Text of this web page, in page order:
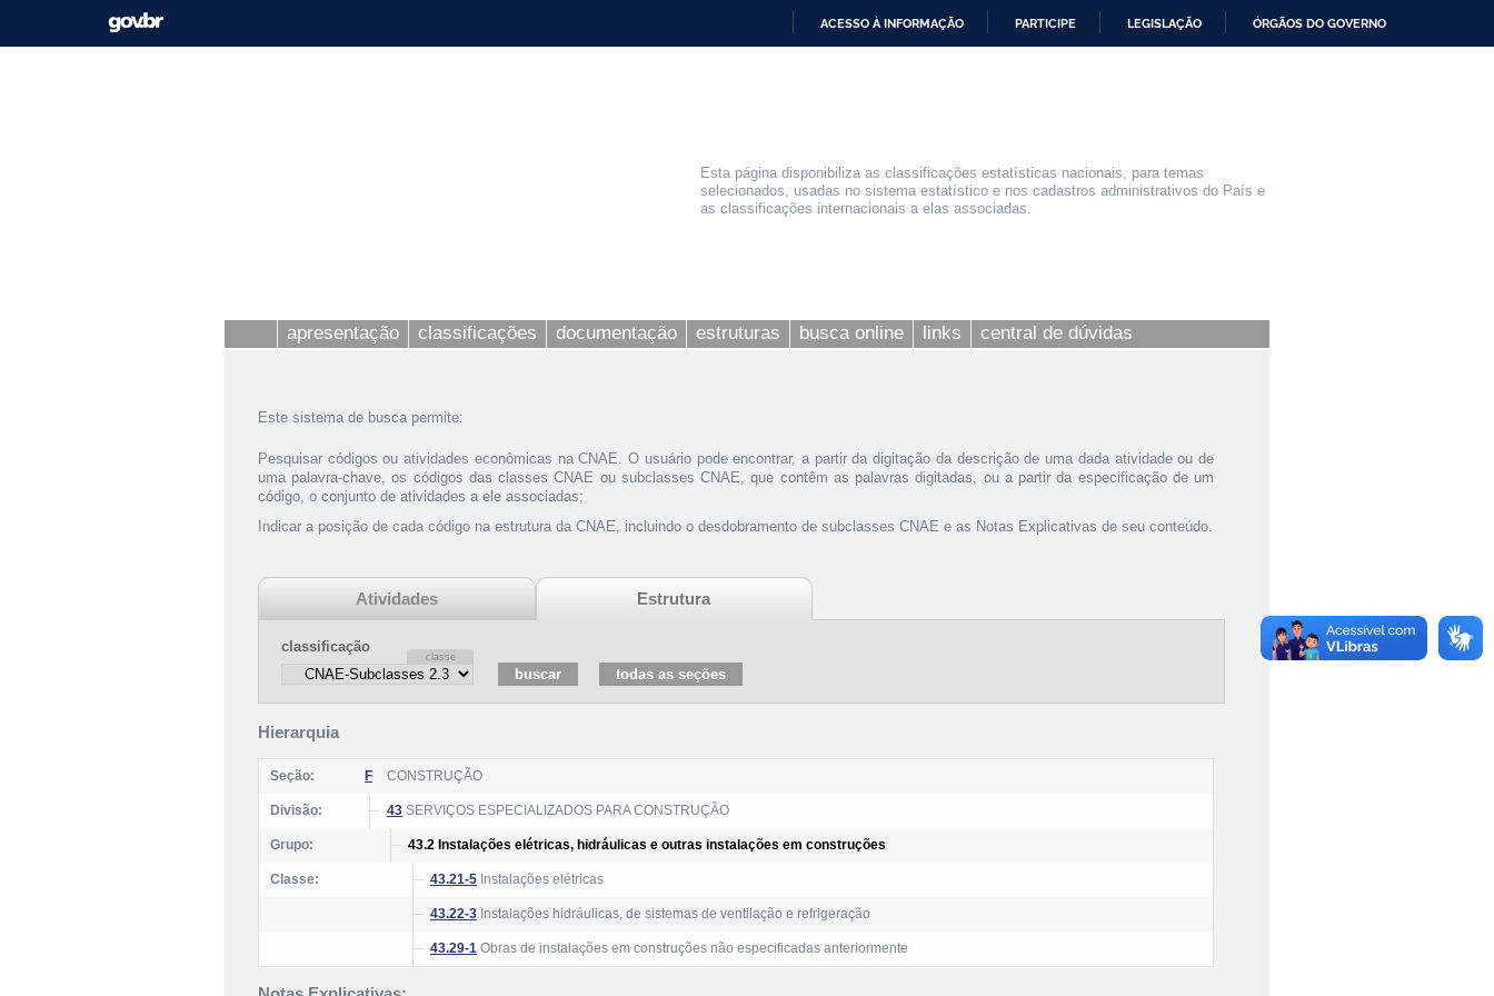
ACESSO À INFORMAÇÃO PARTICIPE LEGISLAÇÃO ÓRGÃOS DO GOVERNO
Esta página disponibiliza as classificações estatísticas nacionais, para temas
selecionados, usadas no sistema estatístico e nos cadastros administrativos do País e
as classificações internacionais a elas associadas.
apresentação classificações documentação estruturas busca online links central de dúvidas
Este sistema de busca permite:
Pesquisar códigos ou atividades econômicas na CNAE. O usuário pode encontrar, a partir da digitação da descrição de uma dada atividade ou de
uma palavra-chave, os códigos das classes CNAE ou subclasses CNAE, que contêm as palavras digitadas, ou a partir da especificação de um
código, o conjunto de atividades a ele associadas;
Indicar a posição de cada código na estrutura da CNAE, incluindo o desdobramento de subclasses CNAE e as Notas Explicativas de seu conteúdo.
Atividades Estrutura
classificação
Hierarquia
Seção: F CONSTRUÇÃO
Divisão: 43 SERVIÇOS ESPECIALIZADOS PARA CONSTRUÇÃO
Grupo: 43.2 Instalações elétricas, hidráulicas e outras instalações em construções
Classe: 43.21-5 Instalações elétricas
43.22-3 Instalações hidráulicas, de sistemas de ventilação e refrigeração
43.29-1 Obras de instalações em construções não especificadas anteriormente